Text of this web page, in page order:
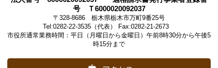
号 Ｔ6000020092037
〒328-8686 栃木県栃木市万町9番25号
Tel:0282-22-3535（代表） Fax:0282-21-2673
市役所通常業務時間：平日（月曜日から金曜日）午前8時30分から午後5
時15分まで